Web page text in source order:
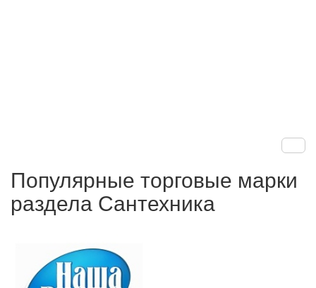
Популярные торговые марки
раздела Сантехника